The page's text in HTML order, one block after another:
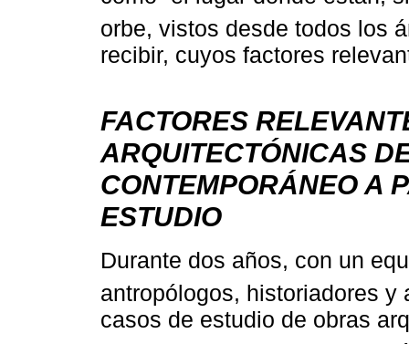
orbe, vistos desde todos los
recibir, cuyos factores
FACTORES
ARQUITECTÓNICAS
CONTEMPORÁNEO A
ESTUDIO
Durante dos años, con un
antropólogos, historiadores y
casos de estudio de obras